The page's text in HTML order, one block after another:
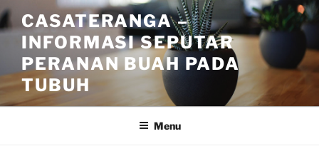
Skip
to
content
CASATERANGA –
INFORMASI SEPUTAR
PERANAN BUAH PADA
TUBUH
Menu